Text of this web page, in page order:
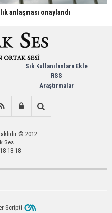
anlaşması onaylandı
Sık Kullanılanlara Ekle
RSS
Araştırmalar
© 2012
Ses
18 18
Scripti